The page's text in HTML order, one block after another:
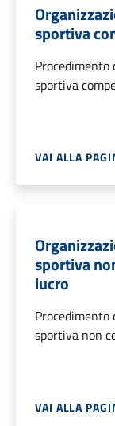
sportiva
Procedimento
sportiva
VAI ALLA
sportiva
lucro
Procedimento
sportiva non
VAI ALLA